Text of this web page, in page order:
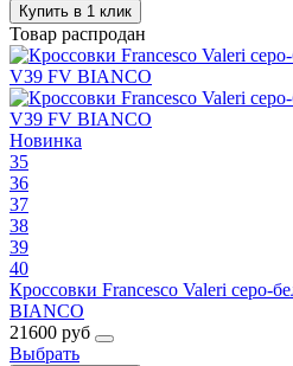
Купить в 1 клик
Товар распродан
Новинка
35
36
37
38
39
40
Кроссовки Francesco Valeri серо-
BIANCO
21600 руб
Выбрать